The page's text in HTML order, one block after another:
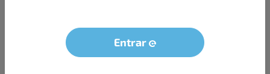
Entrar
Seja um parceiro
LGPD - Solicitação dos dados do titular